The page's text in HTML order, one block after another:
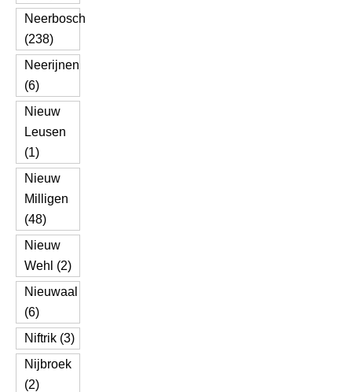
Neerbosch
(238)
Neerijnen
(6)
Nieuw
Leusen
(1)
Nieuw
Milligen
(48)
Nieuw
Wehl (2)
Nieuwaal
(6)
Niftrik (3)
Nijbroek
(2)